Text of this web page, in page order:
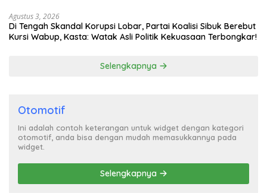
Agustus 3, 2026
Di Tengah Skandal Korupsi Lobar, Partai Koalisi Sibuk Berebut
Kursi Wabup, Kasta: Watak Asli Politik Kekuasaan Terbongkar!
Selengkapnya
Otomotif
Ini adalah contoh keterangan untuk widget dengan kategori
otomotif, anda bisa dengan mudah memasukkannya pada
widget.
Selengkapnya